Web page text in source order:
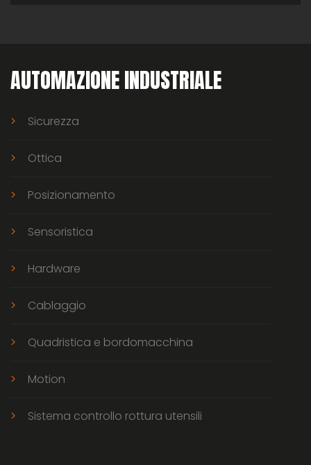
AUTOMAZIONE INDUSTRIALE
Sicurezza
Ottica
Posizionamento
Sensoristica
Hardware
Cablaggio
Quadristica e bordomacchina
Motion
Sistema controllo rottura utensili